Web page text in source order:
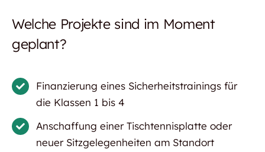
Welche Projekte sind im Moment
geplant?
Finanzierung eines Sicherheitstrainings für
die Klassen 1 bis 4
Anschaffung einer Tischtennisplatte oder
neuer Sitzgelegenheiten am Standort